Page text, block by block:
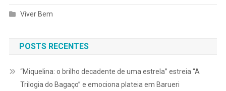
Viver Bem
POSTS RECENTES
“Miquelina: o brilho decadente de uma estrela” estreia “A
Trilogia do Bagaço” e emociona plateia em Barueri